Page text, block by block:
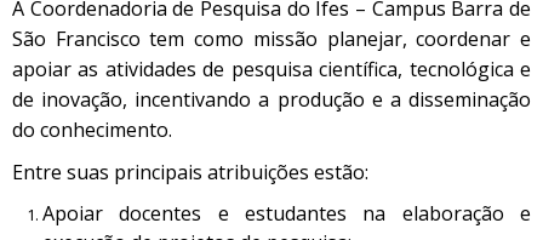
A Coordenadoria de Pesquisa do Ifes – Campus Barra de
São Francisco tem como missão planejar, coordenar e
apoiar as atividades de pesquisa científica, tecnológica e
de inovação, incentivando a produção e a disseminação
do conhecimento.
Entre suas principais atribuições estão:
Apoiar docentes e estudantes na elaboração e